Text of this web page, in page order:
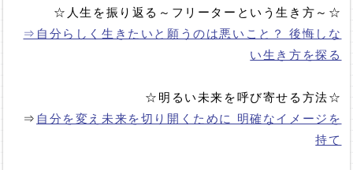
☆人生を振り返る～フリーターという生き方～☆
⇒自分らしく生きたいと願うのは悪いこと？ 後悔しな
い生き方を探る
☆明るい未来を呼び寄せる方法☆
⇒ 自分を変え未来を切り開くために 明確なイメージを
持て